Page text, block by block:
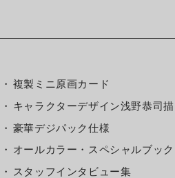
複製ミニ原画カード
キャラクターデザイン浅野恭司
豪華デジパック仕様
オールカラー・スペシャルブック
スタッフインタビュー集